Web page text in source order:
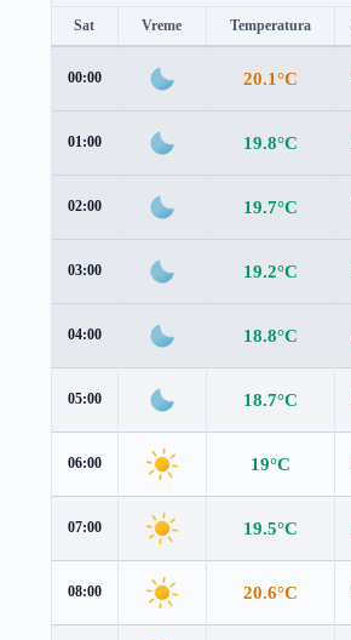
Sat Vreme Temperatura
00:00 20.1°C
01:00 19.8°C
02:00 19.7°C
03:00 19.2°C
04:00 18.8°C
05:00 18.7°C
06:00 19°C
07:00 19.5°C
08:00 20.6°C